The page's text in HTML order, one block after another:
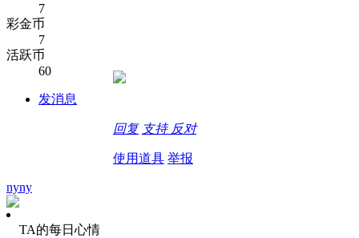
7
彩金币
7
活跃币
60
发消息
回复 支持 反对
使用道具 举报
nyny
TA的每日心情